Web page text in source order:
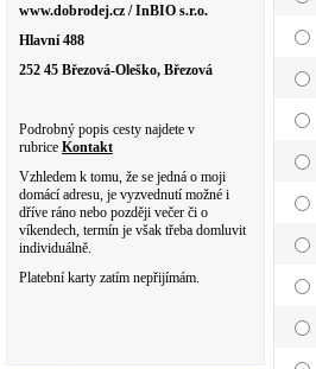
www.dobrodej.cz / InBIO s.r.o.
Hlavní 488
252 45 Březová-Oleško, Březová
Podrobný popis cesty najdete v
rubrice Kontakt
Vzhledem k tomu, že se jedná o moji
domácí adresu, je vyzvednutí možné i
dříve ráno nebo později večer či o
víkendech, termín je však třeba domluvit
individuálně.
Platební karty zatím nepřijímám.